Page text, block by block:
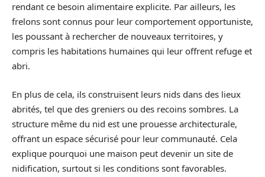
rendant ce besoin alimentaire explicite. Par ailleurs, les
frelons sont connus pour leur comportement opportuniste,
les poussant à rechercher de nouveaux territoires, y
compris les habitations humaines qui leur offrent refuge et
abri.
En plus de cela, ils construisent leurs nids dans des lieux
abrités, tel que des greniers ou des recoins sombres. La
structure même du nid est une prouesse architecturale,
offrant un espace sécurisé pour leur communauté. Cela
explique pourquoi une maison peut devenir un site de
nidification, surtout si les conditions sont favorables.